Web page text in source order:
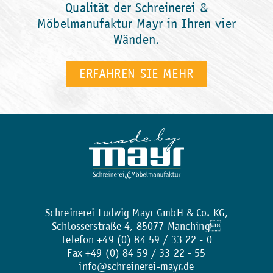
Lichtdurchflutetes
Badezimmer
Große Fenster und helle Natursteinfliesen verleihen diesem Badezimmer besonders
viel Gemütlichkeit und Weite. Optisches Highlight sind die schwebenden
Waschbeckenunterschränke mit darauf gesetzten Waschbecken. Dunkle Elemente
an den Badmöbeln bilden einen angenehmen Kontrast zur hellen Einrichtung.
Glasfronten begutachtet werden - Weingut-Flair in den eigenen vier Wänden für
schöne Stunden mit Freunden und Familien.
Qualität der Schreinerei &
Möbelmanufaktur Mayr in Ihren vier
Wänden.
ERFAHREN SIE MEHR
Schreinerei Ludwig Mayr GmbH & Co. KG,
Schlosserstraße 4, 85077 Manching
Telefon +49 (0) 84 59 / 33 22 - 0
Fax +49 (0) 84 59 / 33 22 - 55
info@schreinerei-mayr.de